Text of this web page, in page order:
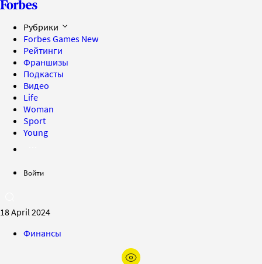
Рубрики
Forbes Games New
Рейтинги
Франшизы
Подкасты
Видео
Life
Woman
Sport
Young
Войти
18 April 2024
Финансы